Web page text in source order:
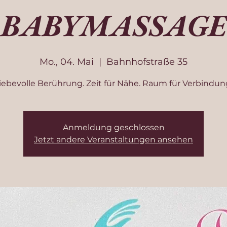
BABYMASSAGE
Mo., 04. Mai
  |
Bahnhofstraße 35
Berührung. Zeit für Nähe. Raum für
Anmeldung geschlossen
Jetzt andere Veranstaltungen ansehen